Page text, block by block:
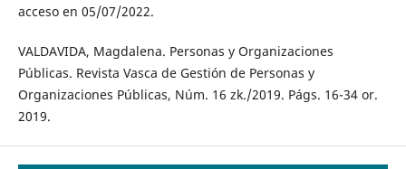
acceso en 05/07/2022.
VALDAVIDA, Magdalena. Personas y Organizaciones
Públicas. Revista Vasca de Gestión de Personas y
Organizaciones Públicas, Núm. 16 zk./2019. Págs. 16-34 or.
2019.